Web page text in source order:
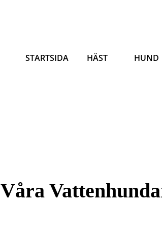
STARTSIDA HÄST HUND
Våra